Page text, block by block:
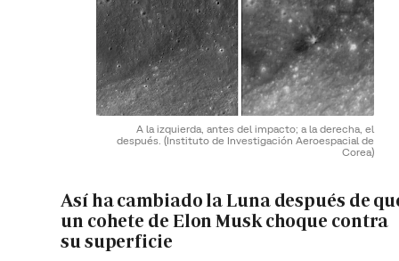
A la izquierda, antes del impacto; a la derecha, el
después. (Instituto de Investigación Aeroespacial de
Corea)
Así ha cambiado la Luna después de
un cohete de Elon Musk choque contra
su superficie